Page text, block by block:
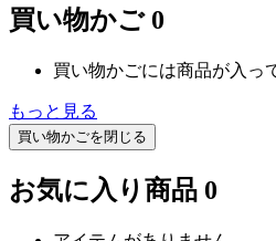
買い物かご 0
買い物かごには商品が入っ
もっと見る
買い物かごを閉じる
お気に入り商品 0